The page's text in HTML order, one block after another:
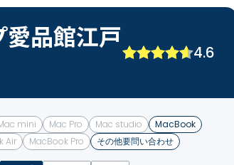
品館江戸
4.6
mini Mac Pro Mac studio
MacBook
Air
MacBook Pro その他要問い合わせ